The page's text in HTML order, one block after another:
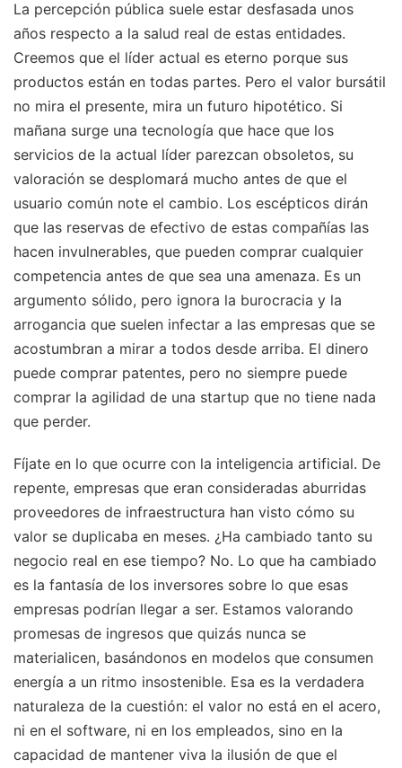
La percepción pública suele estar desfasada unos
años respecto a la salud real de estas entidades.
Creemos que el líder actual es eterno porque sus
productos están en todas partes. Pero el valor bursátil
no mira el presente, mira un futuro hipotético. Si
mañana surge una tecnología que hace que los
servicios de la actual líder parezcan obsoletos, su
valoración se desplomará mucho antes de que el
usuario común note el cambio. Los escépticos dirán
que las reservas de efectivo de estas compañías las
hacen invulnerables, que pueden comprar cualquier
competencia antes de que sea una amenaza. Es un
argumento sólido, pero ignora la burocracia y la
arrogancia que suelen infectar a las empresas que se
acostumbran a mirar a todos desde arriba. El dinero
puede comprar patentes, pero no siempre puede
comprar la agilidad de una startup que no tiene nada
que perder.
Fíjate en lo que ocurre con la inteligencia artificial. De
repente, empresas que eran consideradas aburridas
proveedores de infraestructura han visto cómo su
valor se duplicaba en meses. ¿Ha cambiado tanto su
negocio real en ese tiempo? No. Lo que ha cambiado
es la fantasía de los inversores sobre lo que esas
empresas podrían llegar a ser. Estamos valorando
promesas de ingresos que quizás nunca se
materialicen, basándonos en modelos que consumen
energía a un ritmo insostenible. Esa es la verdadera
naturaleza de la cuestión: el valor no está en el acero,
ni en el software, ni en los empleados, sino en la
capacidad de mantener viva la ilusión de que el